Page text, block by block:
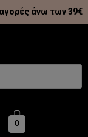
άνω των 39€
0